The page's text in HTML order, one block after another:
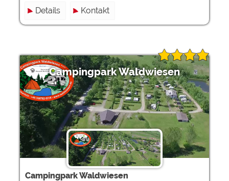
Details Kontakt
Campingpark Waldwiesen
Campingpark Waldwiesen